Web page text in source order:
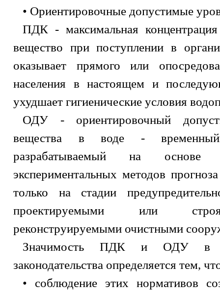
• Ориентировочные допустимые
ПДК - максимальная
вещество при поступлении в
оказывает прямого или
населения в настоящем и
ухудшает гигиенические условия
ОДУ - ориентировочный
вещества в воде - временный
разрабатываемый на
экспериментальных методов
только на стадии
проектируемыми или
реконструируемыми очистными
Значимость ПДК и ОДУ в
законодательства определяется тем,
• соблюдение этих нормативов